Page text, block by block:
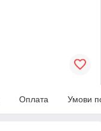
Оплата Умови